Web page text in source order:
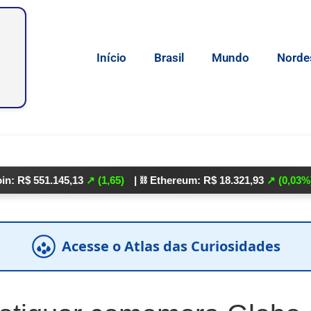
Início Brasil Mundo
↗ (1,65) | ⛓️ Ethereum: R$ 18.321,93↗ (0,03%) | 🌕
Acesse o Atlas das Curiosidades